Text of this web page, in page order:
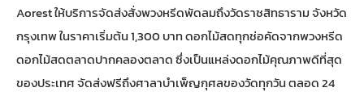
Aorest ให้บริการจัดส่งสั่งพวงหรีดพัดลมถึงวัดราชสิทธาราม จังหวัด
กรุงเทพ ในราคาเริ่มต้น 1,300 บาท ดอกไม้สดทุกช่อคัดจากพวงหรีด
ดอกไม้สดตลาดปากคลองตลาด ซึ่งเป็นแหล่งดอกไม้คุณภาพดีที่สุด
ของประเทศ จัดส่งฟรีถึงศาลาบำเพ็ญกุศลของวัดทุกวัน ตลอด 24